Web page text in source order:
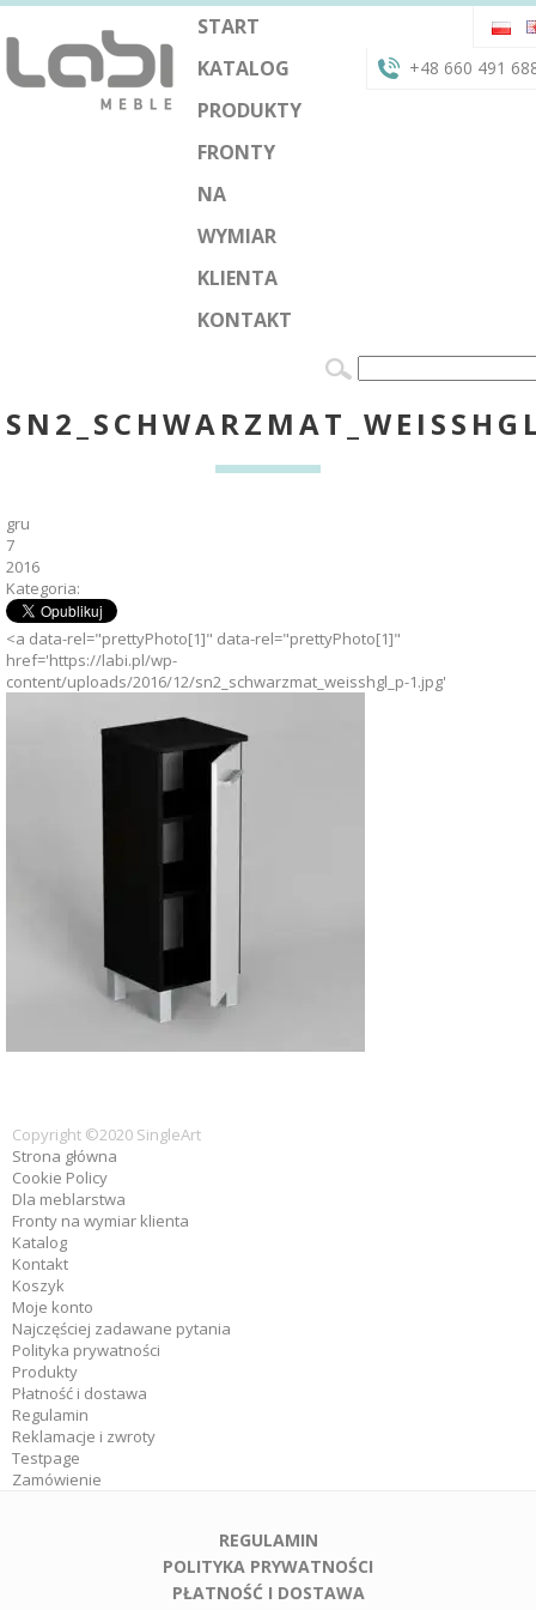
START
KATALOG
PRODUKTY
FRONTY
NA
WYMIAR
KLIENTA
KONTAKT
+48 660 491
gru
7
2016
Kategoria:
<a data-rel="prettyPhoto[1]" data-rel="prettyPhoto[1]"
href='https://labi.pl/wp-
content/uploads/2016/12/sn2_schwarzmat_weisshgl_p-1.jpg'
Copyright ©2020 SingleArt
Strona główna
Cookie Policy
Dla meblarstwa
Fronty na wymiar klienta
Katalog
Kontakt
Koszyk
Moje konto
Najczęściej zadawane pytania
Polityka prywatności
Produkty
Płatność i dostawa
Regulamin
Reklamacje i zwroty
Testpage
Zamówienie
REGULAMIN
POLITYKA PRYWATNOŚCI
PŁATNOŚĆ I DOSTAWA